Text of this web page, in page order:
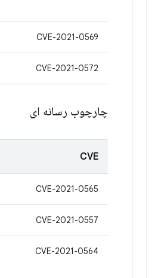
CVE-2021-0569
CVE-2021-0572
چارچوب رسانه ای
CVE
CVE-2021-0565
CVE-2021-0557
CVE-2021-0564